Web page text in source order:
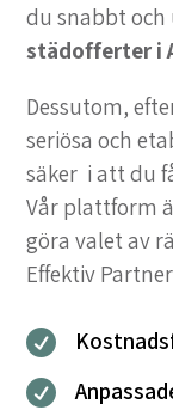
du snabbt och
städofferter i
Dessutom,
seriösa och
säker i att du
Vår plattform
göra valet av
Effektiv

